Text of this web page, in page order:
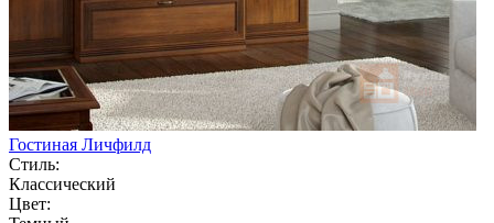
Гостиная Личфилд
Стиль:
Классический
Цвет: